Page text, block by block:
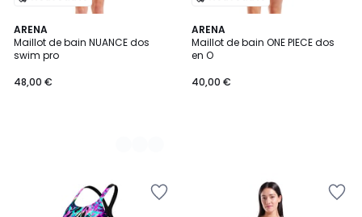
ARENA
Maillot de bain NUANCE dos
swim pro
48,00 €
2
Couleurs
ARENA
Maillot de bain ONE PIECE dos
en O
40,00 €